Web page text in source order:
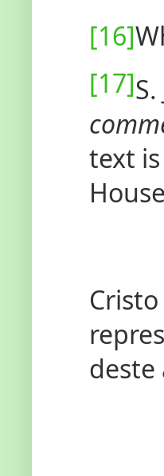
[16]
[17]
text